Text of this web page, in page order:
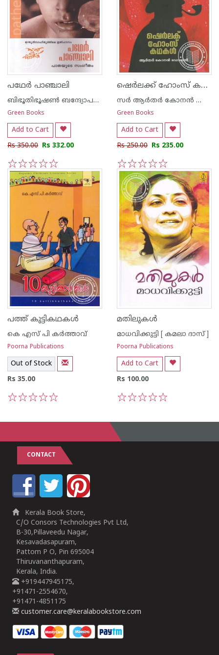
പഥേര്‍ പാഞ്ചാലി
ബിഭൂതിഭൂഷണ്‍ ബന്ദ്യോപദ്ധ്യായ
Green Books
Add to Cart
Rs 350.00 Rs 332.00
5
4
3
2
1
ഷെര്‍ലക്ക് ഹോംസ് കഥകള്‍
സര്‍ ആര്‍തര്‍ കോനന്‍ ഡോയല്‍
Green Books
Add to Cart
Rs 250.00 Rs 235.00
5
4
3
2
1
പത്ത് കുട്ടികഥകള്‍
കെ എസ് പി കര്‍ത്താവ്
Poorna Publications
Out of Stock
Rs 35.00
മതിലുകള്‍
മാധവിക്കുട്ടി [ കമലാ ദാസ് ]
Poorna Publications
Add to Cart
Rs 100.00
CONTACT
Kerala Book Store,
C/O Consors Technologies Pvt Ltd,
B-30,Pillaveedu Nagar,
Kesavadasapuram,
Pattom P O, Pin 695004
Thiruvananthapuram,
Kerala, India.
+919447945175,
+91471-2554670,
+91471-4851175
customer.care@keralabookstore.com